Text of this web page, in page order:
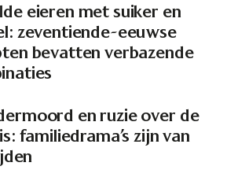
eieren met suiker en
zeventiende-eeuwse
bevatten verbazende
en ruzie over de
familiedrama’s zijn van